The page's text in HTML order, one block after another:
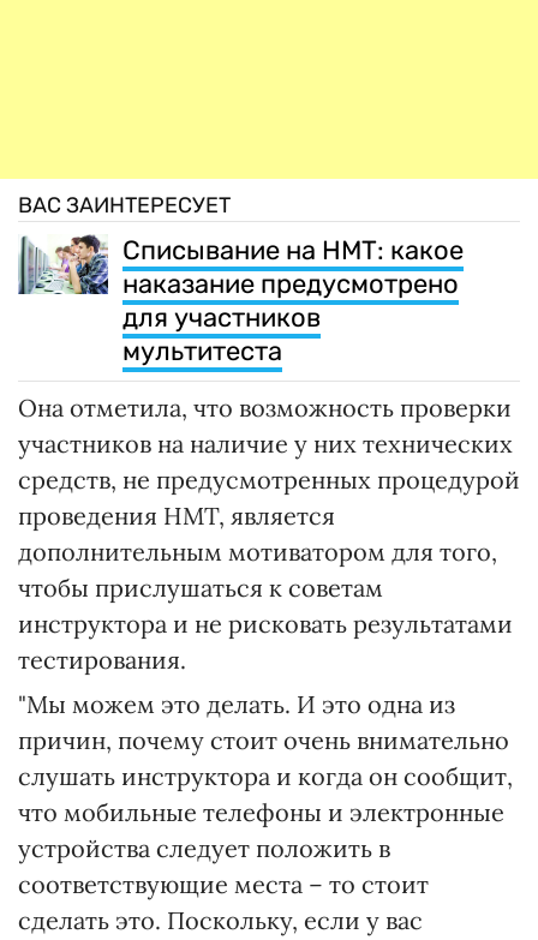
ВАС ЗАИНТЕРЕСУЕТ
Списывание на НМТ: какое
наказание предусмотрено
для участников
мультитеста
Она отметила, что возможность проверки
участников на наличие у них технических
средств, не предусмотренных процедурой
проведения НМТ, является
дополнительным мотиватором для того,
чтобы прислушаться к советам
инструктора и не рисковать результатами
тестирования.
"Мы можем это делать. И это одна из
причин, почему стоит очень внимательно
слушать инструктора и когда он сообщит,
что мобильные телефоны и электронные
устройства следует положить в
соответствующие места – то стоит
сделать это. Поскольку, если у вас